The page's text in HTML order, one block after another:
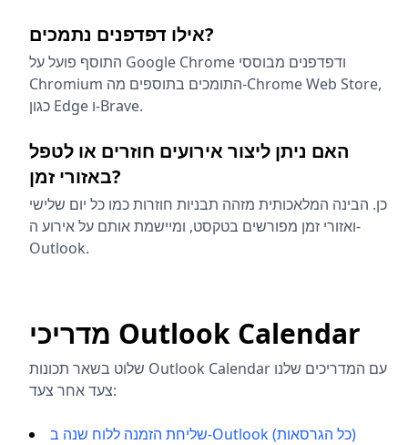
אילו דפדפנים נתמכים?
התוסף פועל על Google Chrome ודפדפנים מבוססי
Chromium התומכים בתוספים מה-Chrome Web Store,
כגון Edge ו-Brave.
האם ניתן ליצור אירועים חוזרים או לטפל
באזורי זמן?
כן. הבינה המלאכותית מזהה תבניות חוזרות כמו כל יום שלישי
ואזורי זמן מפורשים בטקסט, ומיישמת אותם על אירוע ה-
Outlook.
מדריכי Outlook Calendar
שלוט בשאר תכונות Outlook Calendar עם המדריכים שלנו
צעד אחר צעד:
שליחת הזמנה ללוח שנה ב-Outlook (כל הגרסאות)